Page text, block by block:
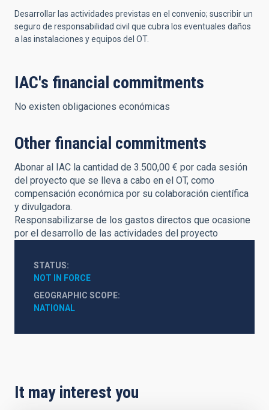
Desarrollar las actividades previstas en el convenio; suscribir un
seguro de responsabilidad civil que cubra los eventuales daños
a las instalaciones y equipos del OT.
IAC's financial commitments
No existen obligaciones económicas
Other financial commitments
Abonar al IAC la cantidad de 3.500,00 € por cada sesión
del proyecto que se lleva a cabo en el OT, como
compensación económica por su colaboración científica
y divulgadora.
Responsabilizarse de los gastos directos que ocasione
por el desarrollo de las actividades del proyecto
STATUS
NOT IN FORCE
GEOGRAPHIC SCOPE
NATIONAL
It may interest you